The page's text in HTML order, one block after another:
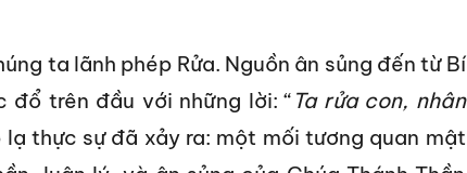
ta lãnh phép Rửa. Nguồn ân sủng đến từ Bí
trên đầu với những lời: “ Ta rửa con, nhân
lạ thực sự đã xảy ra: một mối tương quan mật